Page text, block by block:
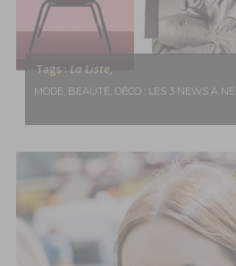
Tags : La Liste,
MODE, BEAUTÉ, DÉCO : LES 3 NEWS À